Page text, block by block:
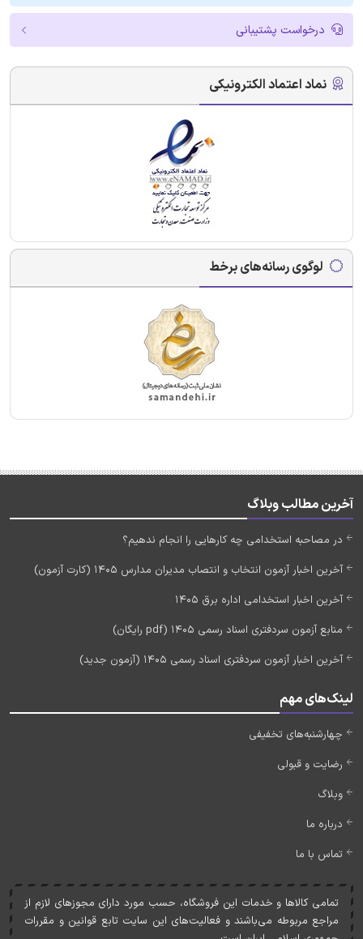
درخواست پشتیبانی
نماد اعتماد الکترونیکی
لوگوی رسانه‌های برخط
آخرین مطالب وبلاگ
در مصاحبه استخدامی چه کارهایی را انجام ندهیم؟
آخرین اخبار آزمون انتخاب و انتصاب مدیران مدارس 1405 (کارت آزمون)
آخرین اخبار استخدامی اداره برق 1405
منابع آزمون سردفتری اسناد رسمی 1405 (pdf رایگان)
آخرین اخبار آزمون سردفتری اسناد رسمی 1405 (آزمون جدید)
لینک‌های مهم
چهارشنبه‌های تخفیفی
رضایت و قبولی
وبلاگ
درباره ما
تماس با ما
تمامی کالاها و خدمات اين فروشگاه، حسب مورد دارای مجوزهای لازم از
مراجع مربوطه می‌باشند و فعاليت‌های اين سايت تابع قوانين و مقررات